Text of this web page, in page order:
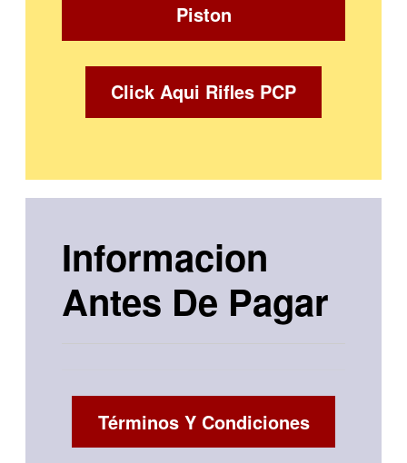
Piston
Click Aqui Rifles PCP
Informacion
Antes De Pagar
Términos Y Condiciones